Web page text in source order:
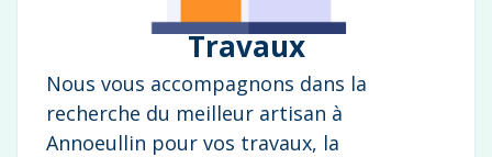
Travaux
Nous vous accompagnons dans la
recherche du meilleur artisan à
Annoeullin pour vos travaux, la